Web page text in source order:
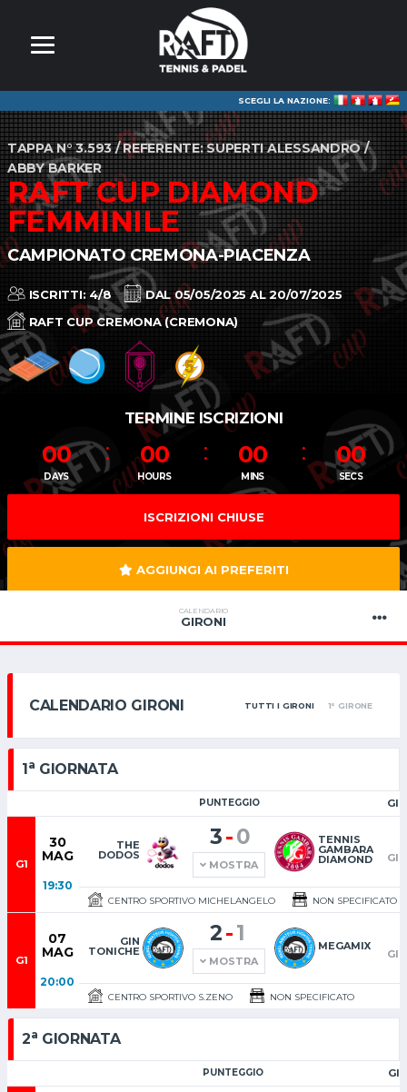
SCEGLI LA NAZIONE:
TAPPA N° 3.593 / REFERENTE: SUPERTI ALESSANDRO /
ABBY BARKER
RAFT CUP DIAMOND
FEMMINILE
CAMPIONATO CREMONA-PIACENZA
ISCRITTI: 4/8
DAL 05/05/2025 AL 20/07/2025
RAFT CUP CREMONA (CREMONA)
TERMINE ISCRIZIONI
00
DAYS
00
HOURS
00
MINS
00
SECS
ISCRIZIONI CHIUSE
AGGIUNGI AI PREFERITI
CALENDARIO
GIRONI
CALENDARIO GIRONI TUTTI I GIRONI 1° GIRONE
1a GIORNATA
PUNTEGGIO
G1
30
MAG
19:30
THE
DODOS
3-0
MOSTRA
TENNIS
GAMBARA
DIAMOND
CENTRO SPORTIVO MICHELANGELO NON SPECIFICATO
G1
07
MAG
20:00
GIN
TONICHE
2-1
MOSTRA
MEGAMIX
CENTRO SPORTIVO S.ZENO NON SPECIFICATO
2a GIORNATA
PUNTEGGIO